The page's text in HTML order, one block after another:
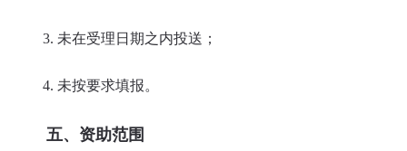
3. 未在受理日期之内投送；
4. 未按要求填报。
五、资助范围